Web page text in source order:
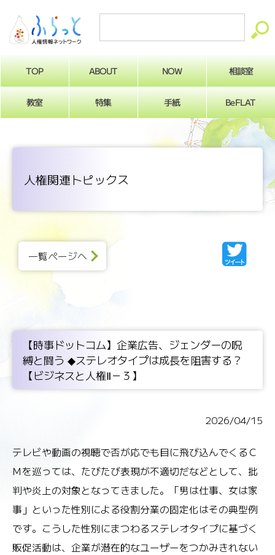
TOP ABOUT NOW 相談室
教室 特集 手紙 BeFLAT
人権関連トピックス
一覧ページへ
【時事ドットコム】企業広告、ジェンダーの呪
縛と闘う ◆ステレオタイプは成長を阻害する？
【ビジネスと人権Ⅱ－３】
2026/04/15
テレビや動画の視聴で否が応でも目に飛び込んでくるＣ
Ｍを巡っては、たびたび表現が不適切だなどとして、批
判や炎上の対象となってきました。「男は仕事、女は家
事」といった性別による役割分業の固定化はその典型例
です。こうした性別にまつわるステレオタイプに基づく
販促活動は、企業が潜在的なユーザーをつかみきれない